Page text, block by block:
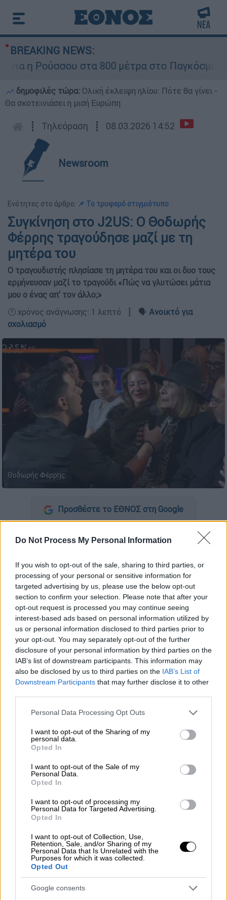
Do Not Process My Personal Information
If you wish to opt-out of the sale, sharing to third parties, or
processing of your personal or sensitive information for
targeted advertising by us, please use the below opt-out
section to confirm your selection. Please note that after your
opt-out request is processed you may continue seeing
interest-based ads based on personal information utilized by
us or personal information disclosed to third parties prior to
your opt-out. You may separately opt-out of the further
disclosure of your personal information by third parties on the
IAB’s list of downstream participants. This information may
also be disclosed by us to third parties on the IAB’s List of
Downstream Participants that may further disclose it to other
Please note that this website/app uses one or more Google
not limited to your visit or usage behaviour. You may click to
grant or deny consent to Google and its third-party tags to
use your data for below specified purposes in below Google
consent section.
Personal Data Processing Opt Outs
I want to opt-out of the Sharing of my
personal data.
Opted In
I want to opt-out of the Sale of my
Personal Data.
Opted In
I want to opt-out of processing my
Personal Data for Targeted Advertising.
Opted In
I want to opt-out of Collection, Use,
Retention, Sale, and/or Sharing of my
Personal Data that Is Unrelated with the
Purposes for which it was collected.
Opted Out
Google consents
BREAKING NEWS:
η Ρούσσου στα 800 μέτρα στο Παγκόσμιο
δημοφιλές τώρα: Ολική έκλειψη ηλίου: Πότε θα γίνει -
Θα σκοτεινιάσει η μισή Ευρώπη
┋ Τηλεόραση ┋ 08.03.2026 14:52
Newsroom
Ενότητες στο άρθρο: 📌 Το τρυφερό στιγμιότυπο
Συγκίνηση στο J2US: Ο Θοδωρής
Φέρρης τραγούδησε μαζί με τη
μητέρα του
Ο τραγουδιστής πλησίασε τη μητέρα του και οι δυο τους
ερμήνευσαν μαζί το τραγούδι «Πώς να γλυτώσει μάτια
μου ο ένας απ’ τον άλλο;»
🕛 χρόνος ανάγνωσης: 1 λεπτό ┋ 🗣️ Ανοικτό για
σχολιασμό
Θοδωρής Φέρρης
Προσθέστε το ΕΘΝΟΣ στη Google
Μια ξεχωριστή στιγμή έζησαν οι τηλεθεατές
Μαρτίου, όταν καλεσμένος στο live ήταν ο
γνωστός τραγουδιστήςΘοδωρής Φέρρης
ΔΙΑΒΑΣΤΕ ΕΠΙΣΗΣ
Τηλεόραση| 08.03.2026 09:28
Συγκινητική έναρξη στο «J2US» με
μήνυμα ειρήνης από τον Νίκο
Κοκλώνη
Το τρυφερό στιγμιότυπο
Αρχικά, ο καλλιτέχνης ανέβηκε στη σκηνή
μαζί με τον Κώστα Χατζή,
μουσική συνύπαρξη, ενώ στη συνέχεια
ερμήνευσε solo μερικές από τις πιο
video